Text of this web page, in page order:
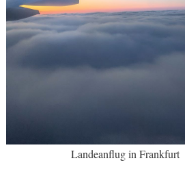
Landeanflug in Frankfurt